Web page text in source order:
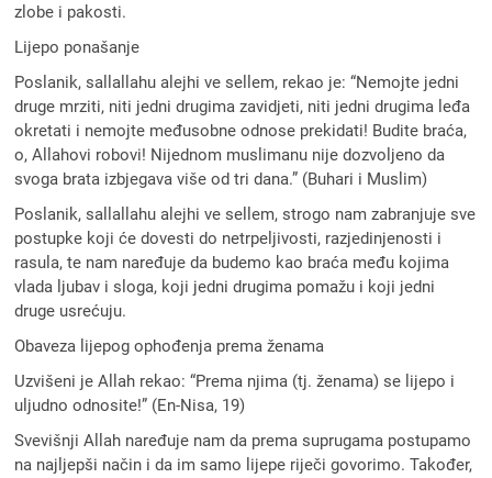
zlobe i pakosti.
Lijepo ponašanje
Poslanik, sallallahu alejhi ve sellem, rekao je: “Nemojte jedni
druge mrziti, niti jedni drugima zavidjeti, niti jedni drugima leđa
okretati i nemojte međusobne odnose prekidati! Budite braća,
o, Allahovi robovi! Nijednom muslimanu nije dozvoljeno da
svoga brata izbjegava više od tri dana.” (Buhari i Muslim)
Poslanik, sallallahu alejhi ve sellem, strogo nam zabranjuje sve
postupke koji će dovesti do netrpeljivosti, razjedinjenosti i
rasula, te nam naređuje da budemo kao braća među kojima
vlada ljubav i sloga, koji jedni drugima pomažu i koji jedni
druge usrećuju.
Obaveza lijepog ophođenja prema ženama
Uzvišeni je Allah rekao: “Prema njima (tj. ženama) se lijepo i
uljudno odnosite!” (En-Nisa, 19)
Svevišnji Allah naređuje nam da prema suprugama postupamo
na najljepši način i da im samo lijepe riječi govorimo. Također,